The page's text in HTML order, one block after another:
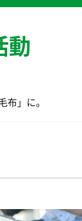
動
」に。